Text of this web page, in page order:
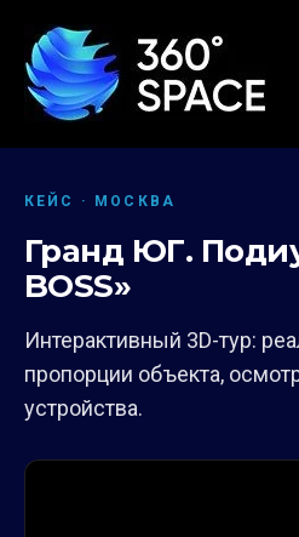
КЕЙС · МОСКВА
Гранд ЮГ.
BOSS»
Интерактивный 3D-тур:
пропорции объекта,
устройства.